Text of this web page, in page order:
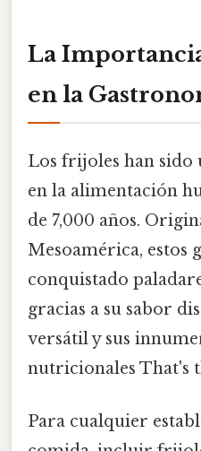
La
en la
Los frijoles han
en la alimentación
de 7,000 años.
Mesoamérica, estos
conquistado
gracias a su sabor
versátil y sus
nutricionales That's
Para cualquier